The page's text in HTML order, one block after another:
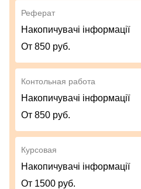
Реферат
Накопичувачі інформації
От 850 руб.
Контольная работа
Накопичувачі інформації
От 850 руб.
Курсовая
Накопичувачі інформації
От 1500 руб.